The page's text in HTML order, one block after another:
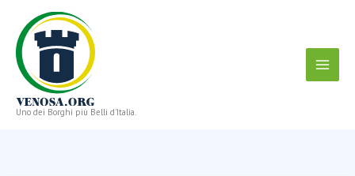
contenuto
Uno dei Borghi più Belli d'Italia.